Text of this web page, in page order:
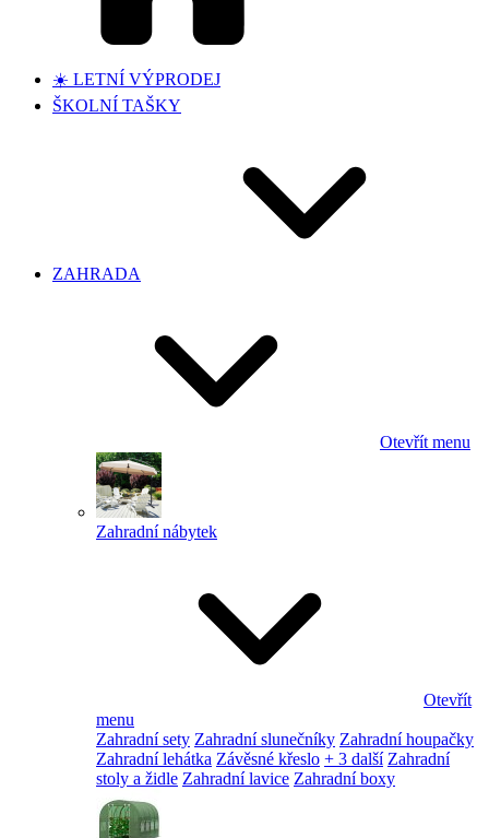
☀️ LETNÍ VÝPRODEJ
ŠKOLNÍ TAŠKY
ZAHRADA
Otevřít menu
Zahradní nábytek
Otevřít
menu
Zahradní sety Zahradní slunečníky Zahradní houpačky
Zahradní lehátka Závěsné křeslo + 3 další Zahradní
stoly a židle Zahradní lavice Zahradní boxy